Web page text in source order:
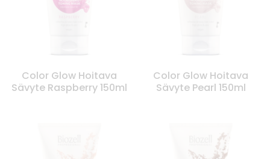
Color Glow Hoitava
Sävyte Raspberry 150ml
Color Glow Hoitava
Sävyte Pearl 150ml